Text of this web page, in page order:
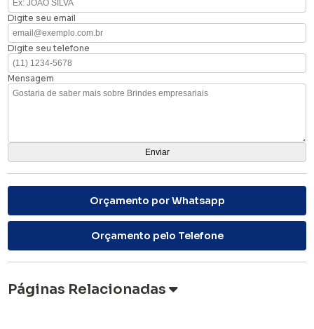
Digite seu email
Digite seu telefone
Mensagem
Orçamento por Whatsapp
Orçamento pelo Telefone
Páginas Relacionadas